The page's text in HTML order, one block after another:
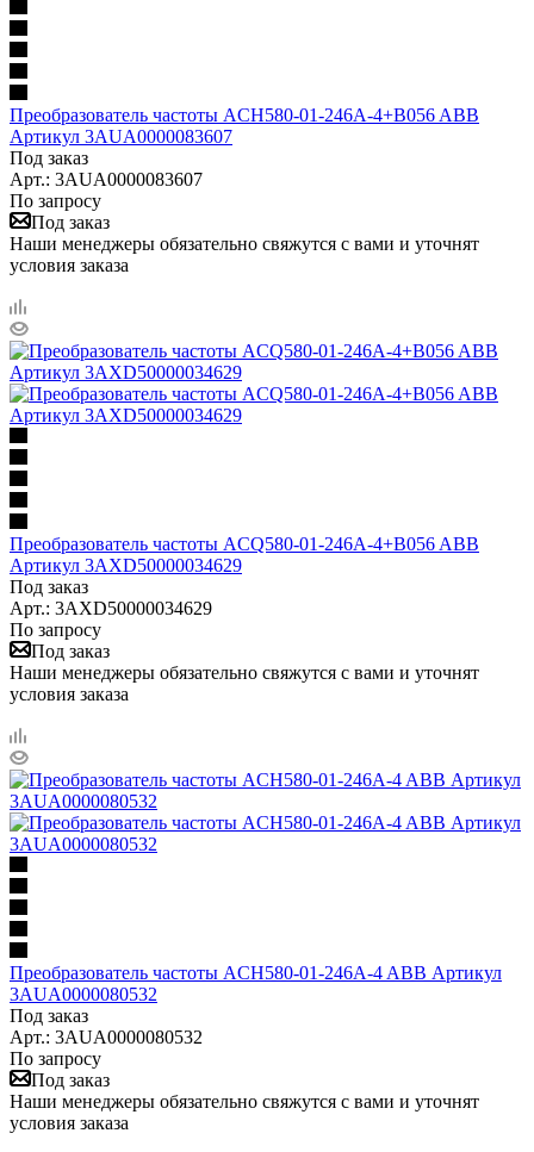
Преобразователь частоты ACH580-01-246A-4+B056 ABB
Артикул 3AUA0000083607
Под заказ
Арт.: 3AUA0000083607
По запросу
Под заказ
Наши менеджеры обязательно свяжутся с вами и уточнят
условия заказа
Преобразователь частоты ACQ580-01-246A-4+B056 ABB
Артикул 3AXD50000034629
Под заказ
Арт.: 3AXD50000034629
По запросу
Под заказ
Наши менеджеры обязательно свяжутся с вами и уточнят
условия заказа
Преобразователь частоты ACH580-01-246A-4 ABB Артикул
3AUA0000080532
Под заказ
Арт.: 3AUA0000080532
По запросу
Под заказ
Наши менеджеры обязательно свяжутся с вами и уточнят
условия заказа